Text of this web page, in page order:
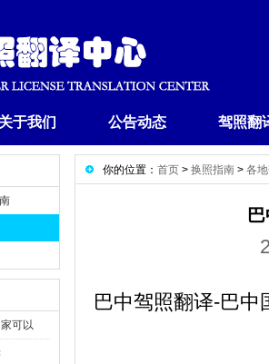
关于我们 公告动态 驾照翻
可以
你的位置： 首页 > 换照指南 > 各
巴中驾照翻译-巴中